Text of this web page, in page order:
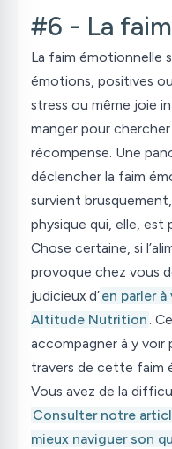
#6 - La
La faim émotionnelle
émotions, positives
stress ou même joie
manger pour
récompense. Une
déclencher la faim
survient
physique qui, elle, est
Chose certaine, si
provoque chez vous
judicieux d’en parler
Altitude Nutrition .
accompagner à y voir
travers de cette faim
Vous avez de la
Consulter notre
mieux naviguer son